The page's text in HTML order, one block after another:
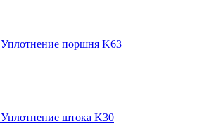
Уплотнение поршня K63
Уплотнение штока K30